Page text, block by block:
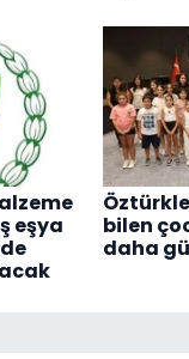
eşya
bilen
daha